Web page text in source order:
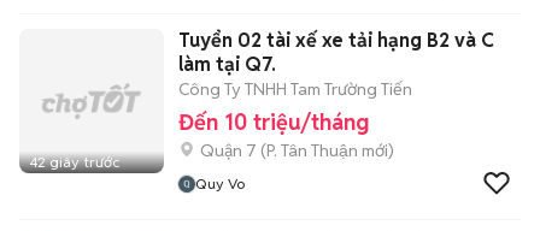
42 giây trước
Tuyển 02 tài xế xe tải hạng B2 và C
làm tại Q7.
Công Ty TNHH Tam Trường Tiến
Đến 10 triệu/tháng
Quận 7 (P. Tân Thuận mới)
Quy Vo